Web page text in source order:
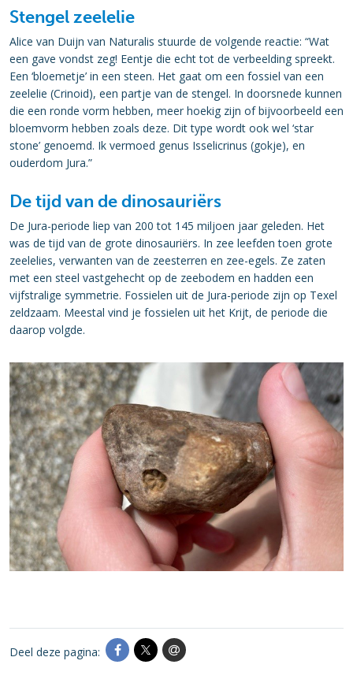
Stengel zeelelie
Alice van Duijn van Naturalis stuurde de volgende reactie: “Wat
een gave vondst zeg! Eentje die echt tot de verbeelding spreekt.
Een ‘bloemetje’ in een steen. Het gaat om een fossiel van een
zeelelie (Crinoid), een partje van de stengel. In doorsnede kunnen
die een ronde vorm hebben, meer hoekig zijn of bijvoorbeeld een
bloemvorm hebben zoals deze. Dit type wordt ook wel ‘star
stone’ genoemd. Ik vermoed genus Isselicrinus (gokje), en
ouderdom Jura.”
De tijd van de dinosauriërs
De Jura-periode liep van 200 tot 145 miljoen jaar geleden. Het
was de tijd van de grote dinosauriërs. In zee leefden toen grote
zeelelies, verwanten van de zeesterren en zee-egels. Ze zaten
met een steel vastgehecht op de zeebodem en hadden een
vijfstralige symmetrie. Fossielen uit de Jura-periode zijn op Texel
zeldzaam. Meestal vind je fossielen uit het Krijt, de periode die
daarop volgde.
Deel deze pagina: